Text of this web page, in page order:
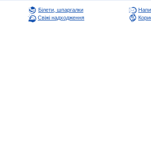
Білети, шпаргалки
Свіжі надходження